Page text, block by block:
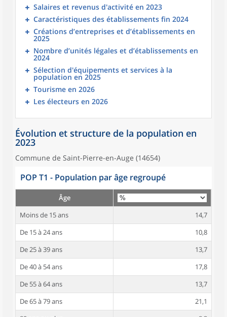
Salaires et revenus d'activité en 2023
Caractéristiques des établissements fin 2024
Créations d’entreprises et d’établissements en
2025
Nombre d’unités légales et d’établissements en
2024
Sélection d'équipements et services à la
population en 2025
Tourisme en 2026
Les électeurs en 2026
Évolution et structure de la population en
2023
Commune de Saint-Pierre-en-Auge (14654)
POP T1 - Population par âge regroupé
Âge
Moins de 15 ans
14,7
De 15 à 24 ans
10,8
De 25 à 39 ans
13,7
De 40 à 54 ans
17,8
De 55 à 64 ans
13,7
De 65 à 79 ans
21,1